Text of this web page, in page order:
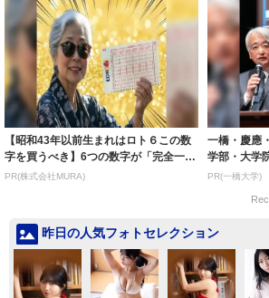
【昭和43年以前生まれはロト６この数
字を買うべき】6つの数字が「完全一
致」する方...
PR(株式会社MURA)
一橋・慶應
学部・大学
PR(一橋大学)
昨日の人気フォトセレクション